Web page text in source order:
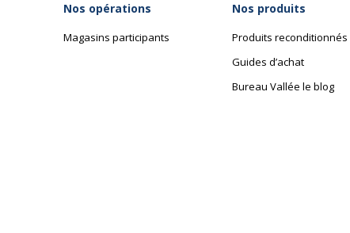
Nos opérations
Magasins participants
Nos produits
Produits reconditionnés
Guides d’achat
Bureau Vallée le blog